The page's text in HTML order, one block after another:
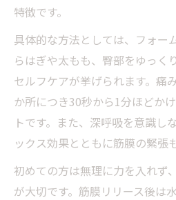
筋膜リリース整体を
リンパマッサージで
アクセス重視の整体
訣
札幌で話題のボディ
慢性的な脚の重だるさを
特徴です。
具体的な方法としては、フォー
らはぎや太もも、臀部をゆっく
セルフケアが挙げられます。痛
か所につき30秒から1分ほどか
トです。また、深呼吸を意識し
ックス効果とともに筋膜の緊張
初めての方は無理に力を入れず
が大切です。筋膜リリース後は